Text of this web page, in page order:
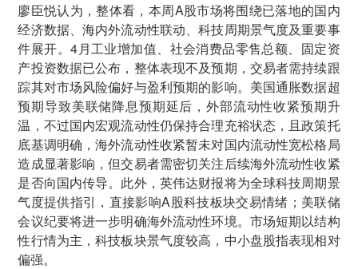
廖臣悦认为，整体看，本周A股市场将围绕已落地的国内
经济数据、海内外流动性联动、科技周期景气度及重要事
件展开。4月工业增加值、社会消费品零售总额、固定资
产投资数据已公布，整体表现不及预期，交易者需持续跟
踪其对市场风险偏好与盈利预期的影响。美国通胀数据超
预期导致美联储降息预期延后，外部流动性收紧预期升
温，不过国内宏观流动性仍保持合理充裕状态，且政策托
底基调明确，海外流动性收紧暂未对国内流动性宽松格局
造成显著影响，但交易者需密切关注后续海外流动性收紧
是否向国内传导。此外，英伟达财报将为全球科技周期景
气度提供指引，直接影响A股科技板块交易情绪；美联储
会议纪要将进一步明确海外流动性环境。市场短期以结构
性行情为主，科技板块景气度较高，中小盘股指表现相对
偏强。